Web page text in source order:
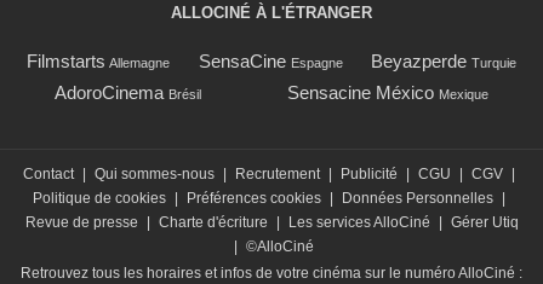
ALLOCINÉ À L'ÉTRANGER
Filmstarts Allemagne SensaCine Espagne Beyazperde Turquie
AdoroCinema Brésil Sensacine México Mexique
Contact Qui sommes-nous Recrutement Publicité CGU CGV
Politique de cookies
Préférences cookies Données Personnelles
Revue de presse
Charte d'écriture Les services AlloCiné
Gérer Utiq
©AlloCiné
Retrouvez tous les horaires et infos de votre cinéma sur le numéro AlloCiné :